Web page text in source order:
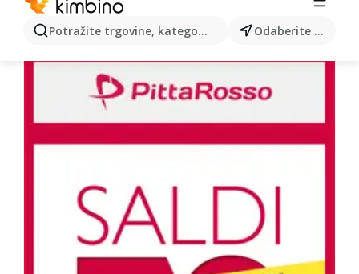
Potražite trgovine, kategorije, proizvode... Odaberite grad
Više kataloga iz kategorije